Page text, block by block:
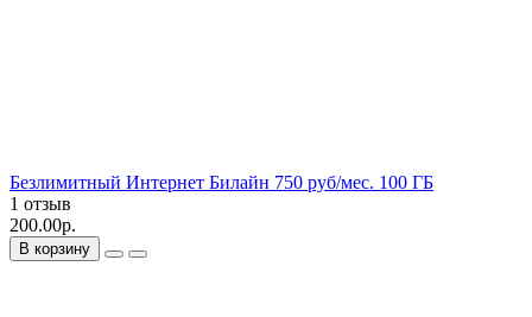
Безлимитный Интернет Билайн 750 руб/мес. 100 ГБ
1 отзыв
200.00р.
В корзину